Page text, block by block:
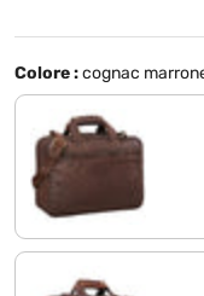
Colore :cognac
brasilia - marrone